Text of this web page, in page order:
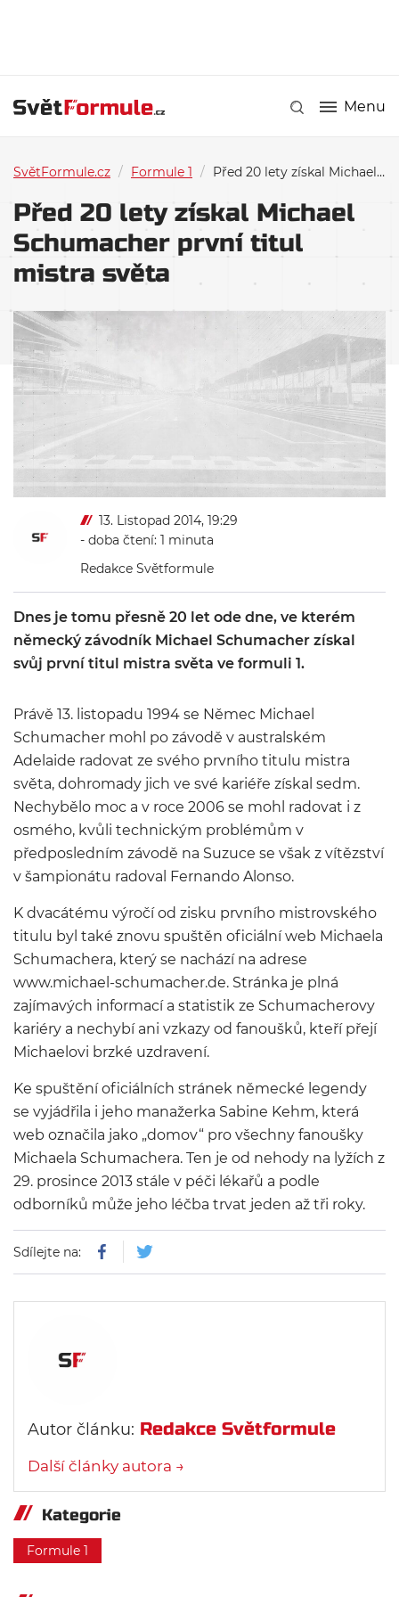
Menu
SvětFormule.cz / Formule 1 / Před 20 lety získal Michael Schumacher první titul mistra světa
Před 20 lety získal Michael
Schumacher první titul
mistra světa
13. Listopad 2014, 19:29
- doba čtení: 1 minuta
Redakce Světformule
Dnes je tomu přesně 20 let ode dne, ve kterém
německý závodník Michael Schumacher získal
svůj první titul mistra světa ve formuli 1.
Právě 13. listopadu 1994 se Němec Michael
Schumacher mohl po závodě v australském
Adelaide radovat ze svého prvního titulu mistra
světa, dohromady jich ve své kariéře získal sedm.
Nechybělo moc a v roce 2006 se mohl radovat i z
osmého, kvůli technickým problémům v
předposledním závodě na Suzuce se však z vítězství
v šampionátu radoval Fernando Alonso.
K dvacátému výročí od zisku prvního mistrovského
titulu byl také znovu spuštěn oficiální web Michaela
Schumachera, který se nachází na adrese
www.michael-schumacher.de. Stránka je plná
zajímavých informací a statistik ze Schumacherovy
kariéry a nechybí ani vzkazy od fanoušků, kteří přejí
Michaelovi brzké uzdravení.
Ke spuštění oficiálních stránek německé legendy
se vyjádřila i jeho manažerka Sabine Kehm, která
web označila jako „domov“ pro všechny fanoušky
Michaela Schumachera. Ten je od nehody na lyžích z
29. prosince 2013 stále v péči lékařů a podle
odborníků může jeho léčba trvat jeden až tři roky.
Sdílejte na:
Autor článku: Redakce Světformule
Další články autora →
Kategorie
Formule 1